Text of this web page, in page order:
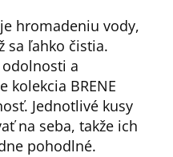
hromadeniu vody,
sa ľahko čistia.
a
kolekcia BRENE
Jednotlivé kusy
na seba, takže ich
pohodlné.